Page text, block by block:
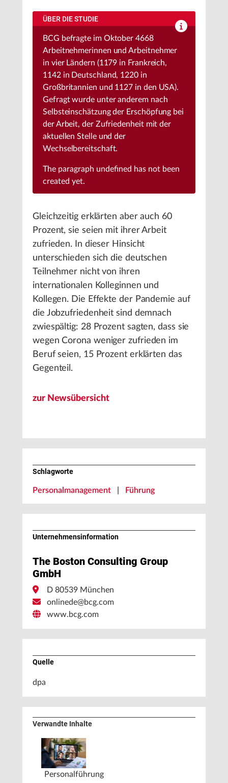
ÜBER DIE STUDIE
BCG befragte im Oktober 4668
Arbeitnehmerinnen und Arbeitnehmer
in vier Ländern (1179 in Frankreich,
1142 in Deutschland, 1220 in
Großbritannien und 1127 in den USA).
Gefragt wurde unter anderem nach
Selbsteinschätzung der Erschöpfung bei
der Arbeit, der Zufriedenheit mit der
aktuellen Stelle und der
Wechselbereitschaft.
The paragraph undefined has not been
created yet.
Gleichzeitig erklärten aber auch 60
Prozent, sie seien mit ihrer Arbeit
zufrieden. In dieser Hinsicht
unterschieden sich die deutschen
Teilnehmer nicht von ihren
internationalen Kolleginnen und
Kollegen. Die Effekte der Pandemie auf
die Jobzufriedenheit sind demnach
zwiespältig: 28 Prozent sagten, dass sie
wegen Corona weniger zufrieden im
Beruf seien, 15 Prozent erklärten das
Gegenteil.
zur Newsübersicht
Schlagworte
Personalmanagement Führung
Unternehmens­information
The Boston Consulting Group
GmbH
D 80539 München
onlinede@bcg.com
www.bcg.com
Quelle
dpa
Verwandte Inhalte
Personalführung